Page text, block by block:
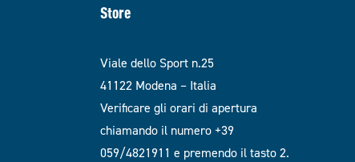
Store
Viale dello Sport n.25
41122 Modena – Italia
Verificare gli orari di apertura
chiamando il numero +39
059/4821911 e premendo il tasto 2.